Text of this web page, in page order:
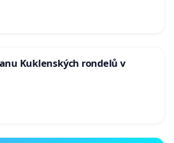
Kuklenských rondelů v